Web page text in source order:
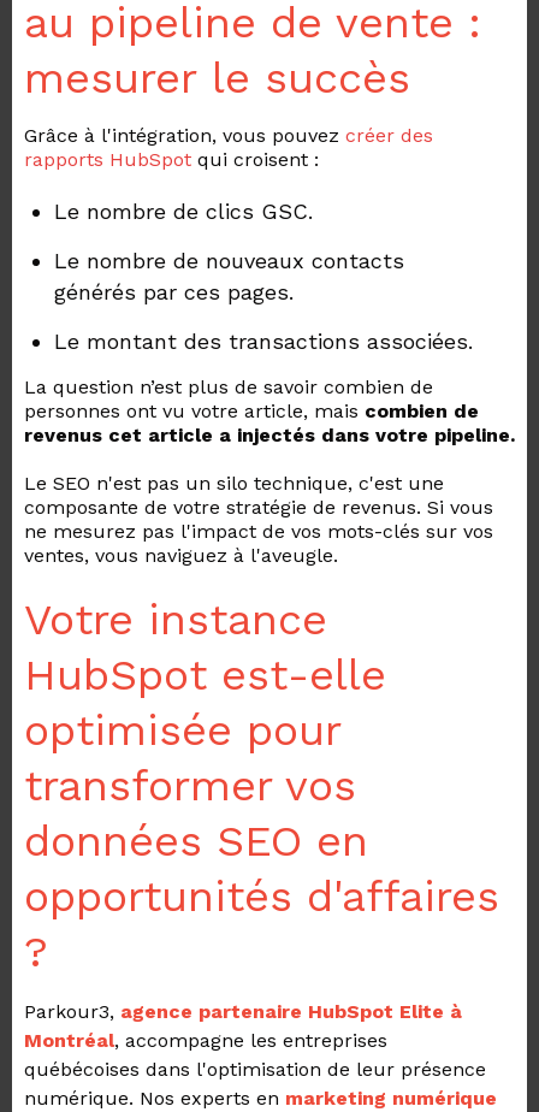
au pipeline de vente :
mesurer le succès
Grâce à l'intégration, vous pouvez créer des
rapports HubSpot qui croisent :
Le nombre de clics GSC.
Le nombre de nouveaux contacts
générés par ces pages.
Le montant des transactions associées.
La question n’est plus de savoir combien de
personnes ont vu votre article, mais combien de
revenus cet article a injectés dans votre pipeline.
Le SEO n'est pas un silo technique, c'est une
composante de votre stratégie de revenus. Si vous
ne mesurez pas l'impact de vos mots-clés sur vos
ventes, vous naviguez à l'aveugle.
Votre instance
HubSpot est-elle
optimisée pour
transformer vos
données SEO en
opportunités d'affaires
?
Parkour3, agence partenaire HubSpot Elite à
Montréal, accompagne les entreprises
québécoises dans l'optimisation de leur présence
numérique. Nos experts en marketing numérique